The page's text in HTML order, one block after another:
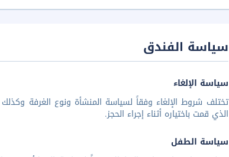
سياسة الفندق
سياسة الإلغاء
تختلف شروط الإلغاء وفقاً لسياسة المنشأة ونوع الغرفة
الذي قمت باختياره أثناء إجراء الحجز.
سياسة الطفل